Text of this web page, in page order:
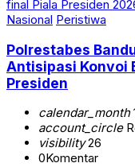
Nasional Peristiwa
Polrestabes
Antisipasi Konvoi
Presiden
calendar_month
account_circle
visibility26
0Komentar